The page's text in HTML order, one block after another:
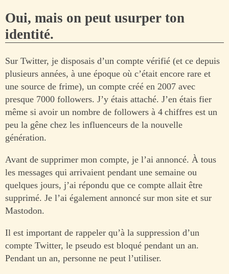
Oui, mais on peut usurper ton
identité.
Sur Twitter, je disposais d’un compte vérifié (et ce depuis
plusieurs années, à une époque où c’était encore rare et
une source de frime), un compte créé en 2007 avec
presque 7000 followers. J’y étais attaché. J’en étais fier
même si avoir un nombre de followers à 4 chiffres est un
peu la gêne chez les influenceurs de la nouvelle
génération.
Avant de supprimer mon compte, je l’ai annoncé. À tous
les messages qui arrivaient pendant une semaine ou
quelques jours, j’ai répondu que ce compte allait être
supprimé. Je l’ai également annoncé sur mon site et sur
Mastodon.
Il est important de rappeler qu’à la suppression d’un
compte Twitter, le pseudo est bloqué pendant un an.
Pendant un an, personne ne peut l’utiliser.